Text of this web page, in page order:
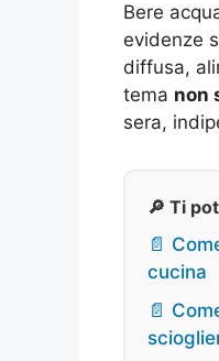
Bere
evidenze
diffusa,
tema non
sera,
🔎 Ti
📄
cucina
📄